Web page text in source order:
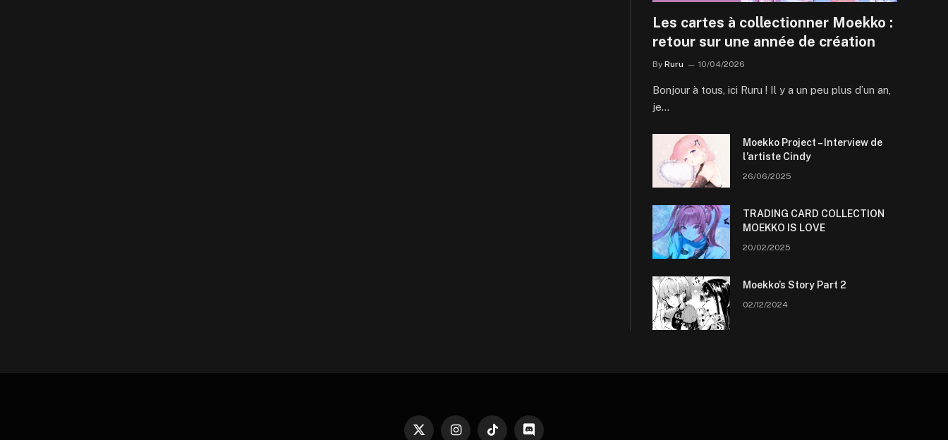
Les cartes à collectionner Moekko :
retour sur une année de création
By Ruru 10/04/2026
Bonjour à tous, ici Ruru ! Il y a un peu plus d’un an,
je…
Moekko Project – Interview de
l’artiste Cindy
26/06/2025
TRADING CARD COLLECTION
MOEKKO IS LOVE
20/02/2025
Moekko’s Story Part 2
02/12/2024
X InstagramTikTok Discord